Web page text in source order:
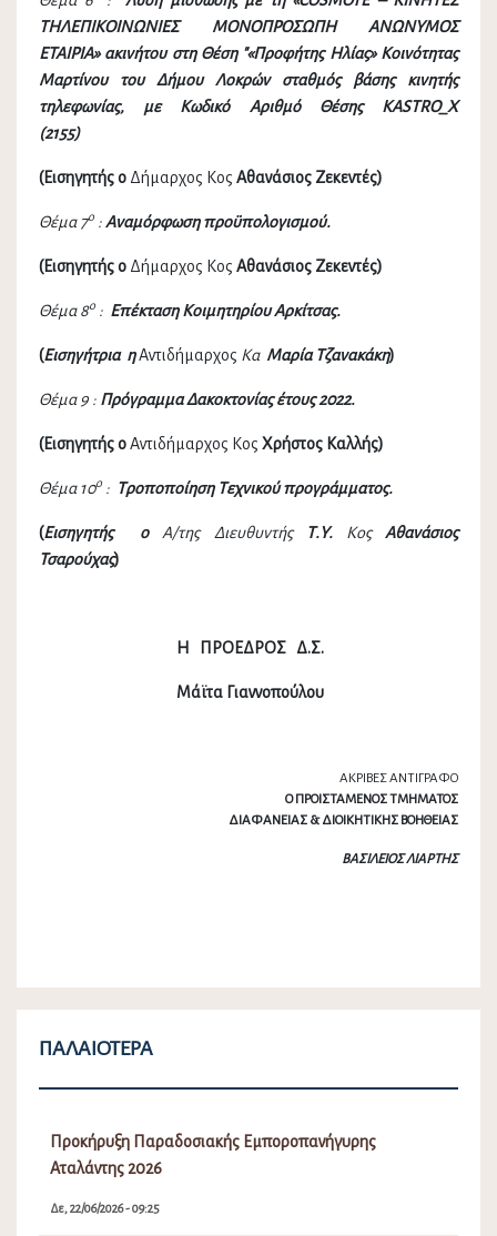
ΤΗΛΕΠΙΚΟΙΝΩΝΙΕΣ ΜΟΝΟΠΡΟΣΩΠΗ ΑΝΩΝΥΜΟΣ
ΕΤΑΙΡΙΑ» ακινήτου στη Θέση "«Προφήτης Ηλίας» Κοινότητας
Μαρτίνου του Δήμου Λοκρώνσταθμός βάσης κινητής
τηλεφωνίας, με Κωδικό Αριθμό Θέσης KASTRO_X
(2155)
(Εισηγητής ο Δήμαρχος Κος Αθανάσιος Ζεκεντές)
Θέμα 7ο :Αναμόρφωση προϋπολογισμού.
(Εισηγητής ο Δήμαρχος Κος Αθανάσιος Ζεκεντές)
Θέμα 8ο : Επέκταση Κοιμητηρίου Αρκίτσας.
(Εισηγήτρια ηΑντιδήμαρχος Κα Μαρία Τζανακάκη)
Θέμα 9 : Πρόγραμμα Δακοκτονίας έτους 2022.
(Εισηγητής οΑντιδήμαρχος Κος Χρήστος Καλλής)
Θέμα 10ο : Τροποποίηση Τεχνικού προγράμματος.
(Εισηγητής οΑ/της ΔιευθυντήςΤ.Υ. ΚοςΑθανάσιος
Τσαρούχας)
Η ΠΡΟΕΔΡΟΣ Δ.Σ.
Μάϊτα Γιαννοπούλου
ΑΚΡΙΒΕΣ ΑΝΤΙΓΡΑΦΟ
Ο ΠΡΟΙΣΤΑΜΕΝΟΣ ΤΜΗΜΑΤΟΣ
ΔΙΑΦΑΝΕΙΑΣ & ΔΙΟΙΚΗΤΙΚΗΣ ΒΟΗΘΕΙΑΣ
ΒΑΣΙΛΕΙΟΣ ΛΙΑΡΤΗΣ
ΠΑΛΑΙΌΤΕΡΑ
Προκήρυξη Παραδοσιακής Εμποροπανήγυρης
Αταλάντης 2026
Δε, 22/06/2026 - 09:25